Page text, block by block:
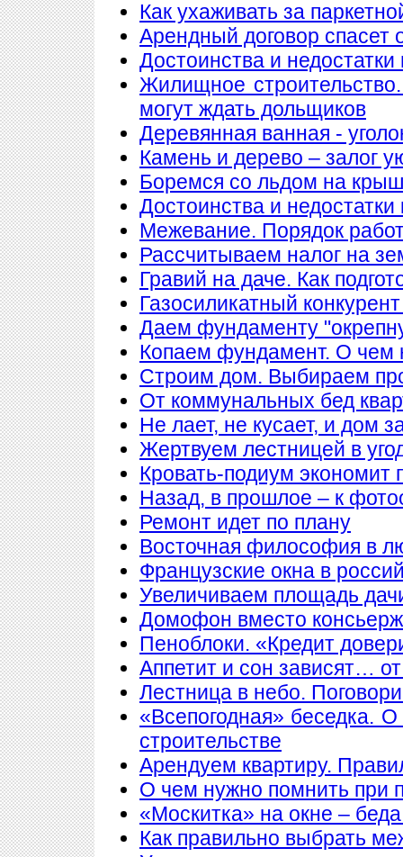
Как ухаживать за
Арендный договор спасет
Достоинства и
Жилищное
могут ждать дольщиков
Деревянная ванная -
Камень и дерево – залог
Боремся со льдом на
Достоинства и
Межевание. Порядок
Рассчитываем налог на
Гравий на даче. Как
Газосиликатный
Даем фундаменту
Копаем фундамент. О чем
Строим дом. Выбираем
От коммунальных бед
Не лает, не кусает, и дом
Жертвуем лестницей в
Кровать-подиум экономит
Назад, в прошлое – к
Ремонт идет по плану
Восточная философия в
Французские окна в
Увеличиваем площадь
Домофон вместо
Пеноблоки. «Кредит
Аппетит и сон зависят…
Лестница в небо.
«Всепогодная» беседка.
строительстве
Арендуем квартиру.
О чем нужно помнить при
«Москитка» на окне –
Как правильно выбрать